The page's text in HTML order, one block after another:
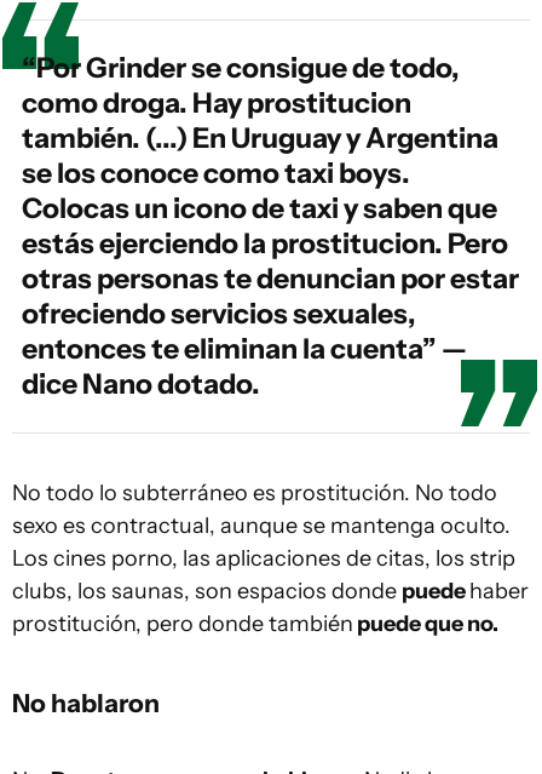
“Por Grinder se consigue de todo,
como droga. Hay prostitucion
también. (...) En Uruguay y Argentina
se los conoce como taxi boys.
Colocas un icono de taxi y saben que
estás ejerciendo la prostitucion. Pero
otras personas te denuncian por estar
ofreciendo servicios sexuales,
entonces te eliminan la cuenta” —
dice Nano dotado.
No todo lo subterráneo es prostitución. No todo
sexo es contractual, aunque se mantenga oculto.
Los cines porno, las aplicaciones de citas, los strip
clubs, los saunas, son espacios donde puedehaber
prostitución, pero donde también puede que no.
No hablaron